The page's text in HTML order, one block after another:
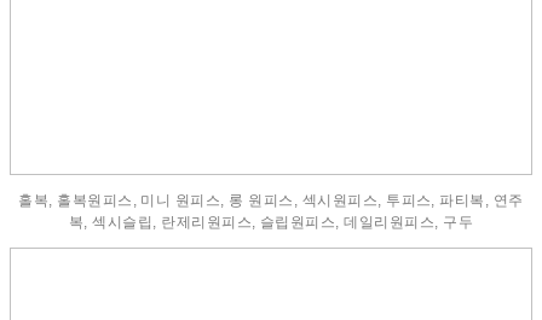
홀복, 홀복원피스, 미니 원피스, 롱 원피스, 섹시원피스, 투피스, 파티복, 연주
복, 섹시슬립, 란제리원피스, 슬립원피스, 데일리원피스, 구두